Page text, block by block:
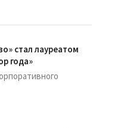
стал лауреатом
года»